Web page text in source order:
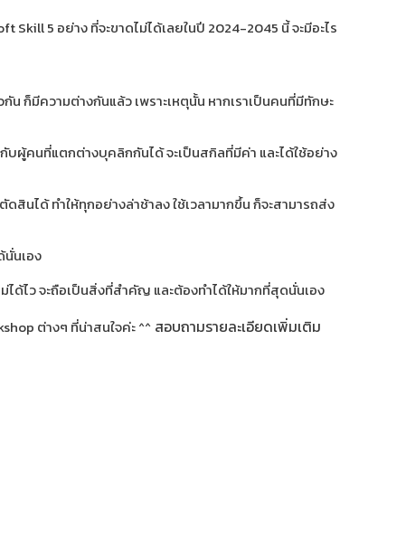
5 อย่าง ที่จะขาดไม่ได้เลยในปี 2024-2045 นี้ จะมีอะไร
น ก็มีความต่างกันแล้ว เพราะเหตุนั้น หากเราเป็นคนที่มีทักษะ
บผู้คนที่แตกต่างบุคลิกกันได้ จะเป็นสกิลที่มีค่า และได้ใช้อย่าง
สินได้ ทำให้ทุกอย่างล่าช้าลง ใช้เวลามากขึ้น ก็จะสามารถส่ง
นั่นเอง
ด้ไว จะถือเป็นสิ่งที่สำคัญ และต้องทำได้ให้มากที่สุดนั่นเอง
ต่างๆ ที่น่าสนใจค่ะ ^^ สอบถามรายละเอียดเพิ่มเติม